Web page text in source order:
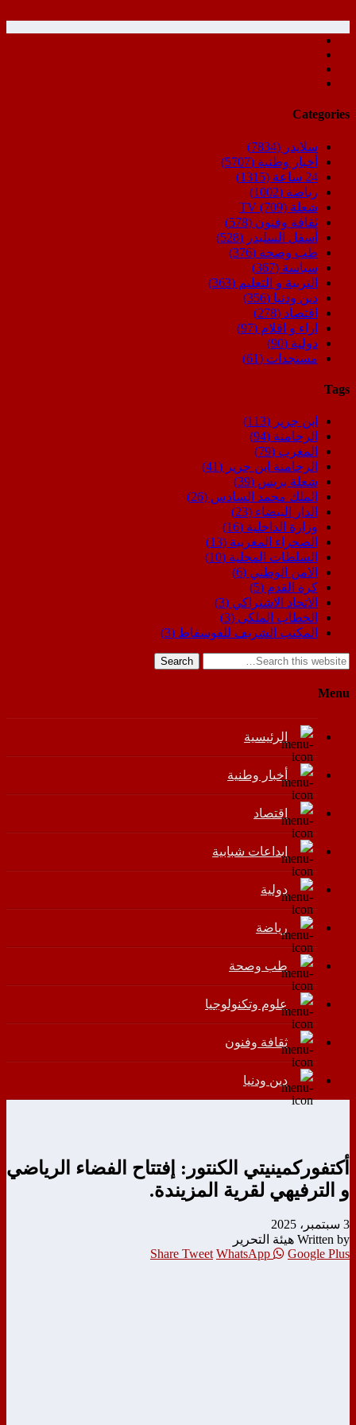
Categories
سلايدر (7834)
أخبار وطنية (5707)
24 ساعة
(1315)
رياضة (1002)
شعلة TV (709)
ثقافة وفنون (578)
أسفل السليدر (528)
طب وصحة (376)
سياسة (367)
التربية و التعليم (363)
دين ودنيا (356)
اقتصاد (278)
اراء و اقلام (97)
دولية (90)
مستجدات (61)
Tags
ابن جرير (113)
الرحامنة (94)
المغرب (79)
الرحامنة ابن جرير (41)
شعلة بريس (39)
الملك محمد السادس (26)
الدار البيضاء (23)
وزارة الداخلية (16)
الصحراء المغربية (13)
السلطات المحلية (10)
الامن الوطني (6)
كرة القدم (5)
الاتحاد الاشتراكي (3)
الخطاب الملكي (3)
المكتب الشريف للفوسفاط (3)
Search
Menu
الرئيسية
أخبار وطنية
اقتصاد
إبداعات شبابية
دولية
رياضة
طب وصحة
علوم وتكنولوجيا
ثقافة وفنون
دين ودنيا
أكتفوركمينيتي الكنتور: إفتتاح الفضاء الرياضي
و الترفيهي لقرية المزيندة.
3 سبتمبر، 2025
Written by هيئة التحرير
Share Tweet WhatsApp Google Plus